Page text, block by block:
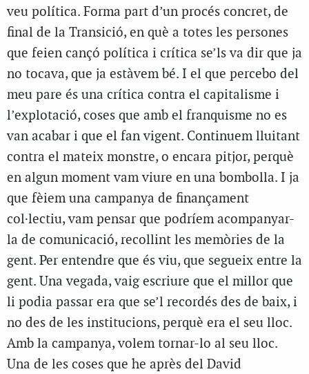
veu política. Forma part d’un procés concret, de
final de la Transició, en què a totes les persones
que feien cançó política i crítica se’ls va dir que ja
no tocava, que ja estàvem bé. I el que percebo del
meu pare és una crítica contra el capitalisme i
l’explotació, coses que amb el franquisme no es
van acabar i que el fan vigent. Continuem lluitant
contra el mateix monstre, o encara pitjor, perquè
en algun moment vam viure en una bombolla. I ja
que fèiem una campanya de finançament
col·lectiu, vam pensar que podríem acompanyar-
la de comunicació, recollint les memòries de la
gent. Per entendre que és viu, que segueix entre la
gent. Una vegada, vaig escriure que el millor que
li podia passar era que se’l recordés des de baix, i
no des de les institucions, perquè era el seu lloc.
Amb la campanya, volem tornar-lo al seu lloc.
Una de les coses que he après del David